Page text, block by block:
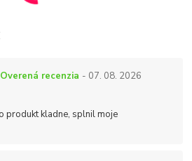
Overená recenzia - 07. 08. 2026
produkt kladne, splnil moje